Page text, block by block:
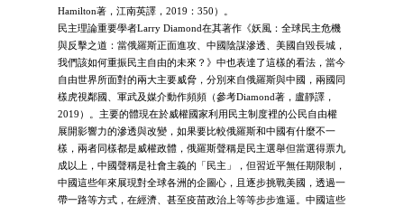
Hamilton著，江南英譯，2019：350）。
民主理論重要學者Larry Diamond在其著作《妖風：全球民主危機
與反擊之道：當俄羅斯正面進攻、中國陰謀滲透、美國自毀長城，
我們該如何重振民主自由的未來？》中也表達了這樣的看法，當今
自由世界所面對的兩大主要威脅，分別來自俄羅斯與中國，兩國同
樣虎視鄰國、軍武及媒介動作頻頻（參考Diamond著，盧靜譯，
2019）。主要的體現在於威權國家利用民主制度裡的公民自由權
展開影響力的滲透與改變，如果要比較俄羅斯和中國有什麼不一
樣，兩者同樣都是威權政體，俄羅斯聲稱是民主選舉但當選得票九
成以上，中國聲稱是社會主義的「民主」，但習近平無任期限制，
中國這些年來展現對全球各洲的企圖心，且逐步挑戰美國，透過一
帶一路等方式，在經濟、甚至疫苗政治上等等步步進逼。中國這些